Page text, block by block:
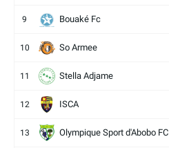
9 Bouaké Fc
10 So Armee
11 Stella Adjame
12 ISCA
13 Olympique Sport d'Abobo FC